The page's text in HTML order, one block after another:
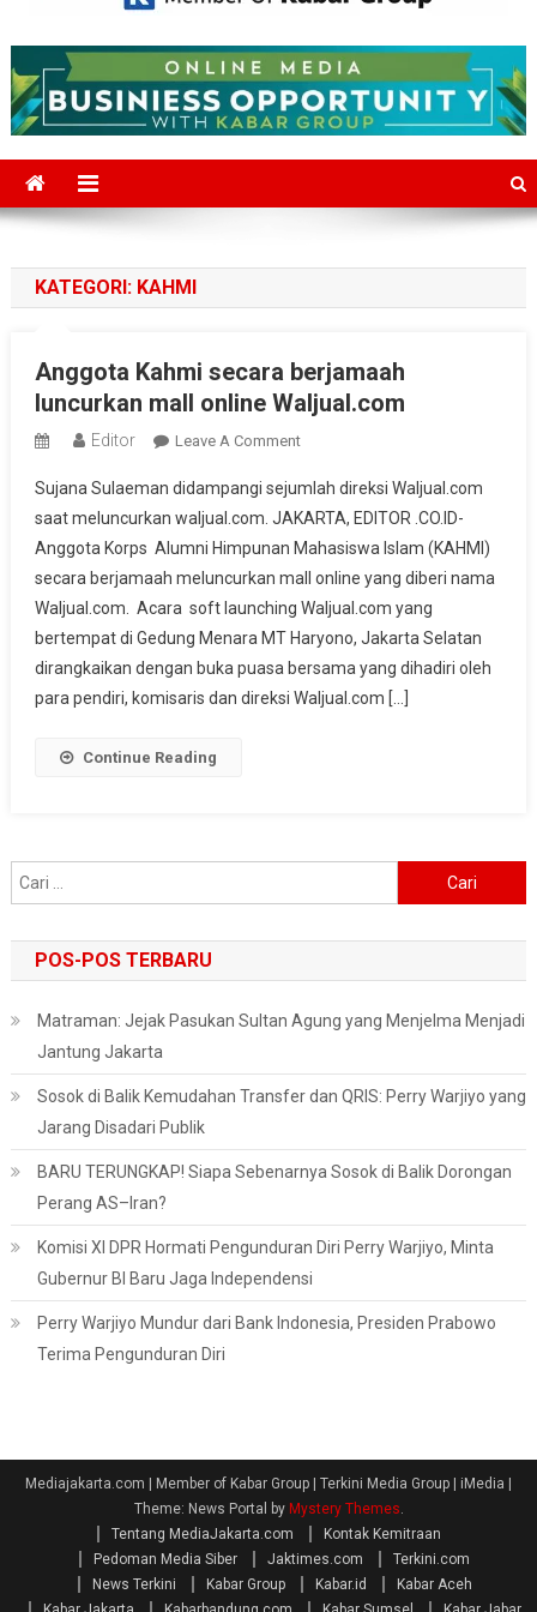
Mediajakarta.com
KATEGORI: KAHMI
Anggota Kahmi secara berjamaah
luncurkan mall online Waljual.com
Editor Leave A CommentOn
Kahmi
Secara
Berjamaah
Luncurkan
Mall
Online
Waljual.com
Sujana Sulaeman didampangi sejumlah direksi Waljual.com
saat meluncurkan waljual.com. JAKARTA, EDITOR .CO.ID-
Anggota Korps Alumni Himpunan Mahasiswa Islam (KAHMI)
secara berjamaah meluncurkan mall online yang diberi nama
Waljual.com. Acara soft launching Waljual.com yang
bertempat di Gedung Menara MT Haryono, Jakarta Selatan
dirangkaikan dengan buka puasa bersama yang dihadiri oleh
para pendiri, komisaris dan direksi Waljual.com […]
Continue Reading
untuk:
POS-POS TERBARU
Matraman: Jejak Pasukan Sultan Agung yang Menjelma Menjadi
Jantung Jakarta
Sosok di Balik Kemudahan Transfer dan QRIS: Perry Warjiyo yang
Jarang Disadari Publik
BARU TERUNGKAP! Siapa Sebenarnya Sosok di Balik Dorongan
Perang AS–Iran?
Komisi XI DPR Hormati Pengunduran Diri Perry Warjiyo, Minta
Gubernur BI Baru Jaga Independensi
Perry Warjiyo Mundur dari Bank Indonesia, Presiden Prabowo
Terima Pengunduran Diri
Mediajakarta.com | Member of Kabar Group | Terkini Media Group | iMedia
Theme: News Portal by Mystery Themes.
Tentang MediaJakarta.com
Kontak Kemitraan
Pedoman Media Siber
Jaktimes.com
Terkini.com
News Terkini
Kabar Group Kabar.id
Kabar Aceh